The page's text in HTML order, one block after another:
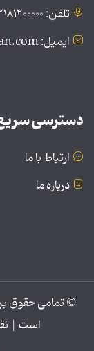
تلفن: ۰۲۱۸۱۲۰۰۰۰۰
ایمیل: public@tebyan.com
دسترسی
ارتباط با ما
درباره ما
© تمامی حقوق
است |